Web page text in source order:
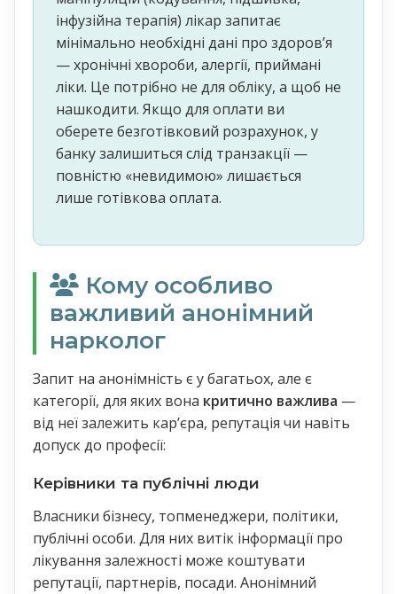
інфузійна терапія) лікар запитає
мінімально необхідні дані про здоровʼя
— хронічні хвороби, алергії, приймані
ліки. Це потрібно не для обліку, а щоб не
нашкодити. Якщо для оплати ви
оберете безготівковий розрахунок, у
банку залишиться слід транзакції —
повністю «невидимою» лишається
лише готівкова оплата.
Кому особливо
важливий анонімний
нарколог
Запит на анонімність є у багатьох, але є
категорії, для яких вона критично важлива —
від неї залежить кар’єра, репутація чи навіть
допуск до професії:
Керівники та публічні люди
Власники бізнесу, топменеджери, політики,
публічні особи. Для них витік інформації про
лікування залежності може коштувати
репутації, партнерів, посади. Анонімний